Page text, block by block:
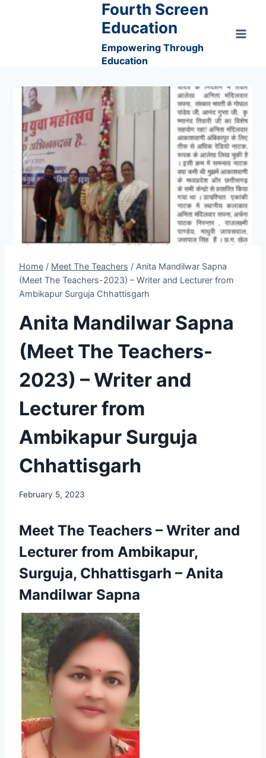
Fourth Screen
Education
Empowering Through
Education
Home / Meet The Teachers / Anita Mandilwar Sapna
(Meet The Teachers-2023) – Writer and Lecturer from
Ambikapur Surguja Chhattisgarh
Anita Mandilwar Sapna
(Meet The Teachers-
2023) – Writer and
Lecturer from
Ambikapur Surguja
Chhattisgarh
February 5, 2023
Meet The Teachers – Writer and
Lecturer from Ambikapur,
Surguja, Chhattisgarh – Anita
Mandilwar Sapna